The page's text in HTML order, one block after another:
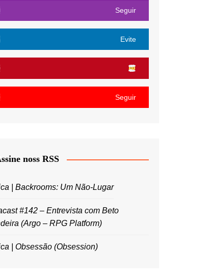
Seguir
Evite
Seguir
noss RSS
| Backrooms: Um Não-Lugar
#142 – Entrevista com Beto
(Argo – RPG Platform)
| Obsessão (Obsession)